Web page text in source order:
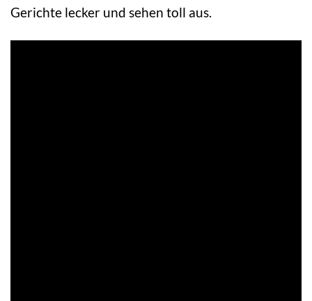
Gerichte lecker und sehen toll aus.